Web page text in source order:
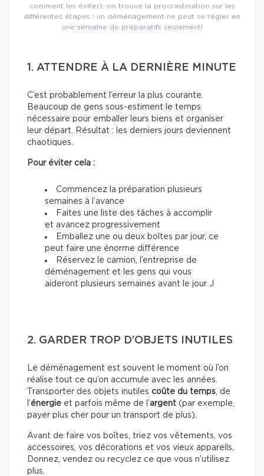
comment les éviter), on trouve la procrastination sur les
différentes étapes : un déménagement ne peut se régler en
une semaine de préparatifs seulement!
1. ATTENDRE À LA DERNIÈRE MINUTE
C’est probablement l’erreur la plus courante.
Beaucoup de gens sous-estiment le temps
nécessaire pour emballer leurs biens et organiser
leur départ. Résultat : les derniers jours deviennent
chaotiques.
Pour éviter cela :
Commencez la préparation plusieurs
semaines à l’avance
Faites une liste des tâches à accomplir
et avancez progressivement
Emballez une ou deux boîtes par jour, ce
peut faire une énorme différence
Réservez le camion, l’entreprise de
déménagement et les gens qui vous
aideront plusieurs semaines avant le jour J
2. GARDER TROP D’OBJETS INUTILES
Le déménagement est souvent le moment où l’on
réalise tout ce qu’on accumule avec les années.
Transporter des objets inutiles coûte du temps, de
l’énergie et parfois même de l’argent (par exemple,
payer plus cher pour un transport de plus).
Avant de faire vos boîtes, triez vos vêtements, vos
accessoires, vos décorations et vos vieux appareils.
Donnez, vendez ou recyclez ce que vous n’utilisez
plus.